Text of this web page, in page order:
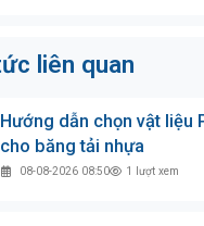
Cách tính tốc độ băng tải
điều chỉnh phù hợp
29-01-2026 13:00 250 lượt xem